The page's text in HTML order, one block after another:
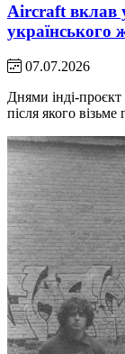
Aircraft вклав
українського
07.07.2026
Днями інді-
після якого